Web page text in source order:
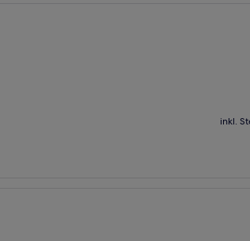
inkl.